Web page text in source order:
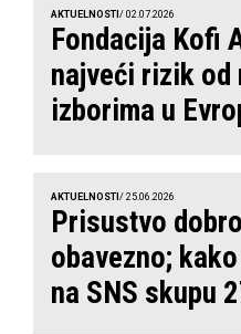
AKTUELNOSTI / 02.07.2026
Fondacija Kofi
najveći rizik od
izborima u
AKTUELNOSTI / 25.06.2026
Prisustvo
obavezno;
na SNS skupu